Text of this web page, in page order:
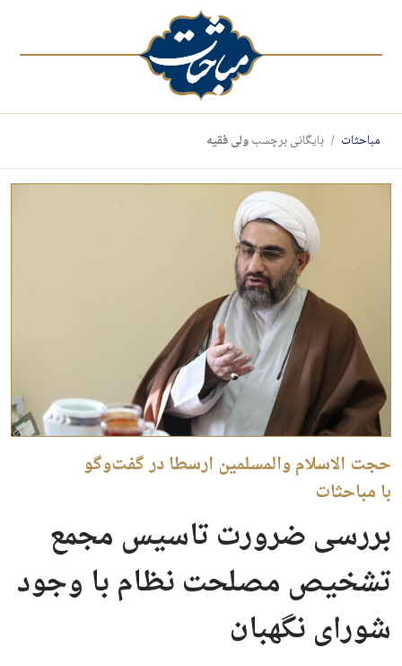
مباحثات بایگانی برچسبولی فقیه
حجت الاسلام والمسلمین ارسطا در گفت‌وگو
با مباحثات
بررسی ضرورت تاسیس مجمع
تشخیص مصلحت نظام با وجود
شورای نگهبان